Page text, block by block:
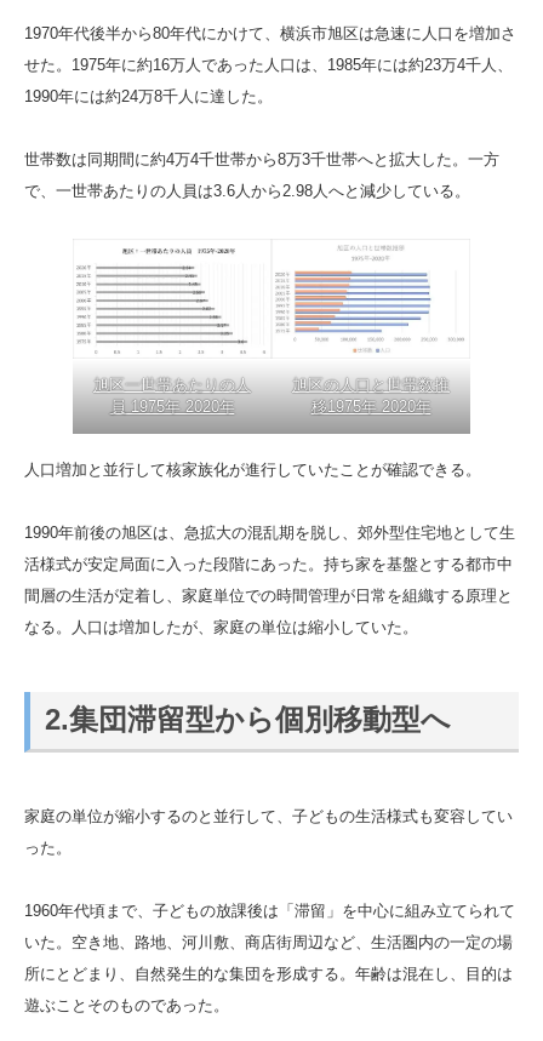
1970年代後半から80年代にかけて、横浜市旭区は急速に人口を増加さ
せた。1975年に約16万人であった人口は、1985年には約23万4千人、
1990年には約24万8千人に達した。
世帯数は同期間に約4万4千世帯から8万3千世帯へと拡大した。一方
で、一世帯あたりの人員は3.6人から2.98人へと減少している。
旭区一世帯あたりの人
員 1975年 2020年
旭区の人口と世帯数推
移1975年 2020年
人口増加と並行して核家族化が進行していたことが確認できる。
1990年前後の旭区は、急拡大の混乱期を脱し、郊外型住宅地として生
活様式が安定局面に入った段階にあった。持ち家を基盤とする都市中
間層の生活が定着し、家庭単位での時間管理が日常を組織する原理と
なる。人口は増加したが、家庭の単位は縮小していた。
2.集団滞留型から個別移動型へ
家庭の単位が縮小するのと並行して、子どもの生活様式も変容してい
った。
1960年代頃まで、子どもの放課後は「滞留」を中心に組み立てられて
いた。空き地、路地、河川敷、商店街周辺など、生活圏内の一定の場
所にとどまり、自然発生的な集団を形成する。年齢は混在し、目的は
遊ぶことそのものであった。